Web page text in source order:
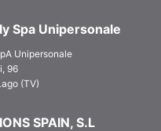
Spa Unipersonale
Unipersonale
96
(TV)
SPAIN, S.L